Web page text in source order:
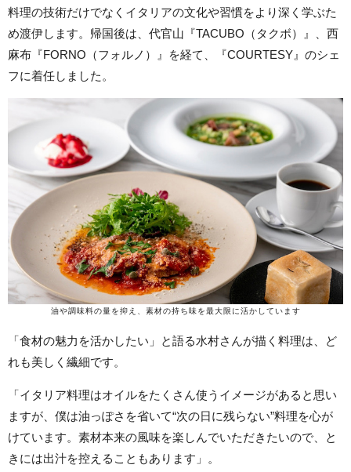
料理の技術だけでなくイタリアの文化や習慣をより深く学ぶた
め渡伊します。帰国後は、代官山『TACUBO（タクボ）』、西
麻布『FORNO（フォルノ）』を経て、『COURTESY』のシェ
フに着任しました。
油や調味料の量を抑え、素材の持ち味を最大限に活かしています
「食材の魅力を活かしたい」と語る水村さんが描く料理は、ど
れも美しく繊細です。
「イタリア料理はオイルをたくさん使うイメージがあると思い
ますが、僕は油っぽさを省いて“次の日に残らない”料理を心が
けています。素材本来の風味を楽しんでいただきたいので、と
きには出汁を控えることもあります」。